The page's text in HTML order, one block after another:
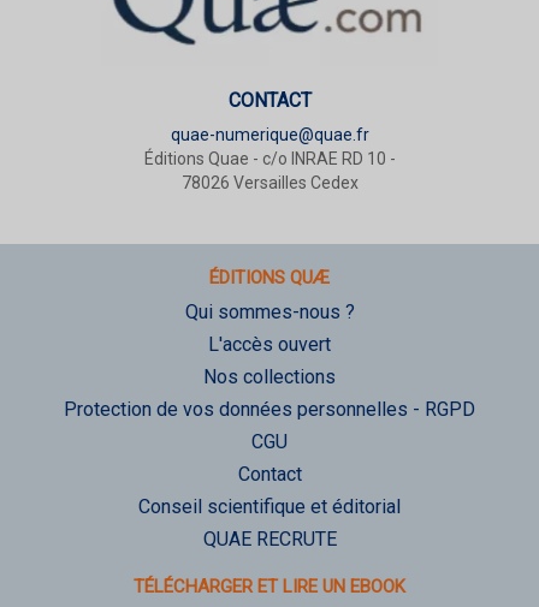
CONTACT
quae-numerique@quae.fr
Éditions Quae - c/o INRAE RD 10 -
78026 Versailles Cedex
ÉDITIONS QUÆ
Qui sommes-nous ?
L'accès ouvert
Nos collections
Protection de vos données personnelles - RGPD
CGU
Contact
Conseil scientifique et éditorial
QUAE RECRUTE
TÉLÉCHARGER ET LIRE UN EBOOK